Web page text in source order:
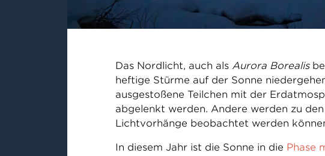
Das Nordlicht, auch als Aurora Borealis
heftige Stürme auf der Sonne
ausgestoßene Teilchen mit der
abgelenkt werden. Andere werden zu
Lichtvorhänge beobachtet werden
In diesem Jahr ist die Sonne in die Phase